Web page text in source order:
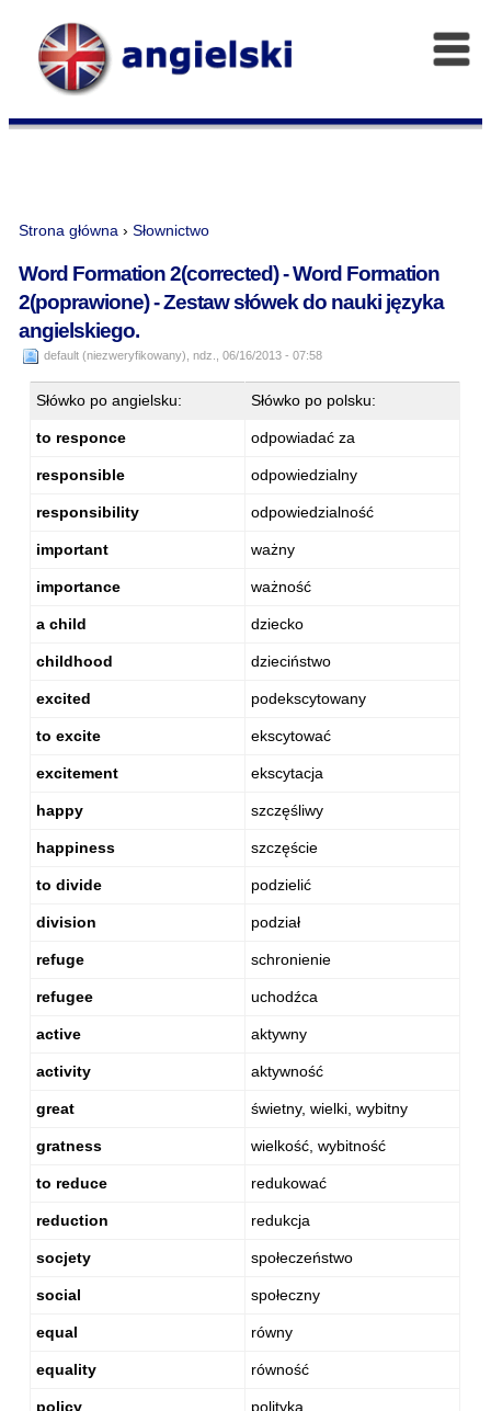
Strona główna› Słownictwo
Word Formation 2(corrected) - Word Formation
2(poprawione) - Zestaw słówek do nauki języka
angielskiego.
default (niezweryfikowany), ndz., 06/16/2013 - 07:58
Słówko po angielsku: Słówko po polsku:
to responce odpowiadać za
responsible odpowiedzialny
responsibility odpowiedzialność
important ważny
importance ważność
a child dziecko
childhood dzieciństwo
excited podekscytowany
to excite ekscytować
excitement ekscytacja
happy szczęśliwy
happiness szczęście
to divide podzielić
division podział
refuge schronienie
refugee uchodźca
active aktywny
activity aktywność
great świetny, wielki, wybitny
gratness wielkość, wybitność
to reduce redukować
reduction redukcja
socjety społeczeństwo
social społeczny
equal równy
equality równość
policy polityka